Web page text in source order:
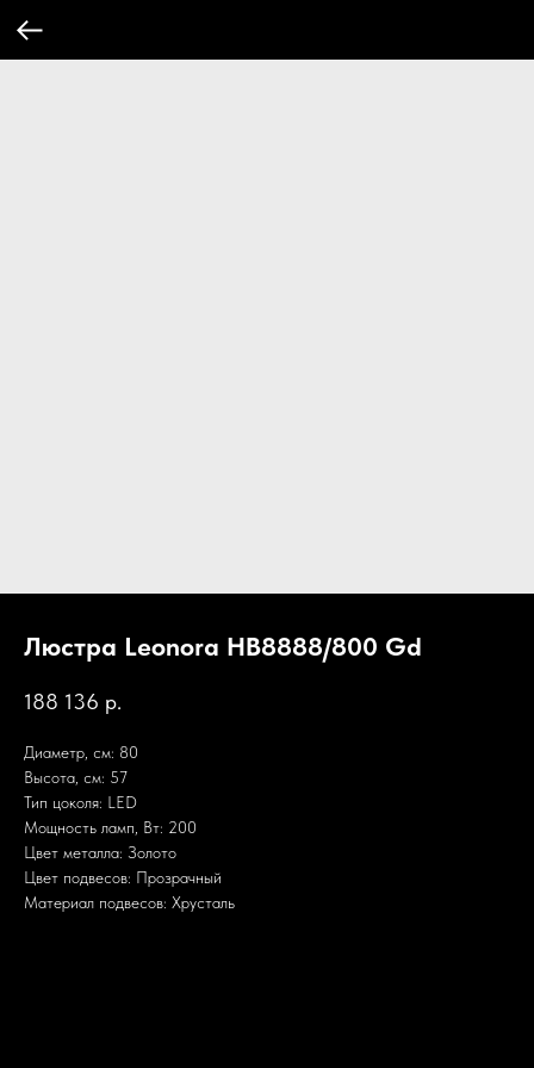
Люстра Leonora HB8888/800 Gd
188 136 р.
Диаметр, см: 80
Высота, см: 57
Тип цоколя: LED
Мощность ламп, Вт: 200
Цвет металла: Золото
Цвет подвесов: Прозрачный
Материал подвесов: Хрусталь